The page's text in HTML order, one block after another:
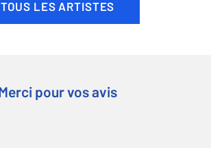
TOUS LES ARTISTES
Merci pour vos avis